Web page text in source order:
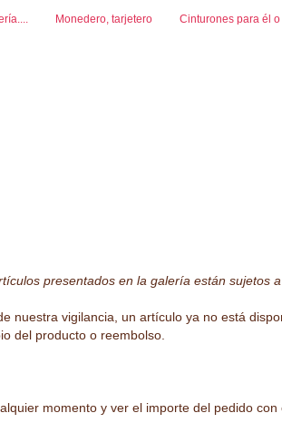
Monedero, tarjetero Cinturones para él
presentados en la galería están sujetos a
nuestra vigilancia, un artículo ya no está
del producto o reembolso.
momento y ver el importe del pedido con